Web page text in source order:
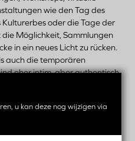
wie den Tag des
oder die Tage der
Möglichkeit, Sammlungen
in ein neues Licht zu rücken.
auch die temporären
eher intim, aber authentisch,
Region und im Vergleich zu
einzigartig macht.
Gefäßes aus
Das bemerkenswerte
u kan deze nog wijzigen via